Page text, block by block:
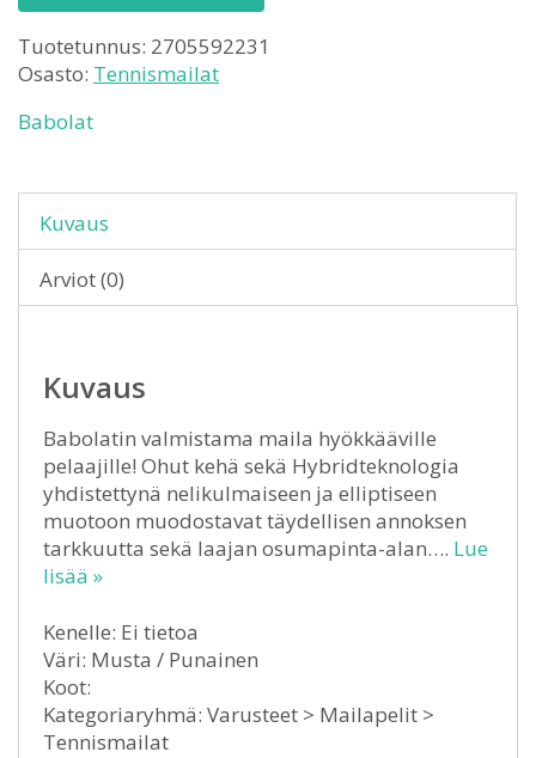
Tuotetunnus: 2705592231
Osasto: Tennismailat
Babolat
Kuvaus
Arviot (0)
Kuvaus
Babolatin valmistama maila hyökkääville
pelaajille! Ohut kehä sekä Hybridteknologia
yhdistettynä nelikulmaiseen ja elliptiseen
muotoon muodostavat täydellisen annoksen
tarkkuutta sekä laajan osumapinta-alan…. Lue
lisää »
Kenelle: Ei tietoa
Väri: Musta / Punainen
Koot:
Kategoriaryhmä: Varusteet > Mailapelit >
Tennismailat